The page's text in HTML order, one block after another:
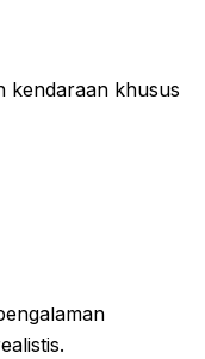
kendaraan khusus